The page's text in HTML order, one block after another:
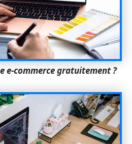
e-commerce gratuitement ?